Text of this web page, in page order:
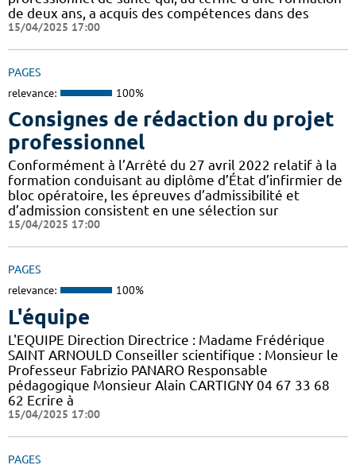
de deux ans, a acquis des compétences dans des
15/04/2025 17:00
PAGES
relevance: 100%
Consignes de rédaction du projet
professionnel
Conformément à l’Arrêté du 27 avril 2022 relatif à la
formation conduisant au diplôme d’État d’infirmier de
bloc opératoire, les épreuves d’admissibilité et
d’admission consistent en une sélection sur
15/04/2025 17:00
PAGES
relevance: 100%
L'équipe
L'EQUIPE Direction Directrice : Madame Frédérique
SAINT ARNOULD Conseiller scientifique : Monsieur le
Professeur Fabrizio PANARO Responsable
pédagogique Monsieur Alain CARTIGNY 04 67 33 68
62 Ecrire à
15/04/2025 17:00
PAGES